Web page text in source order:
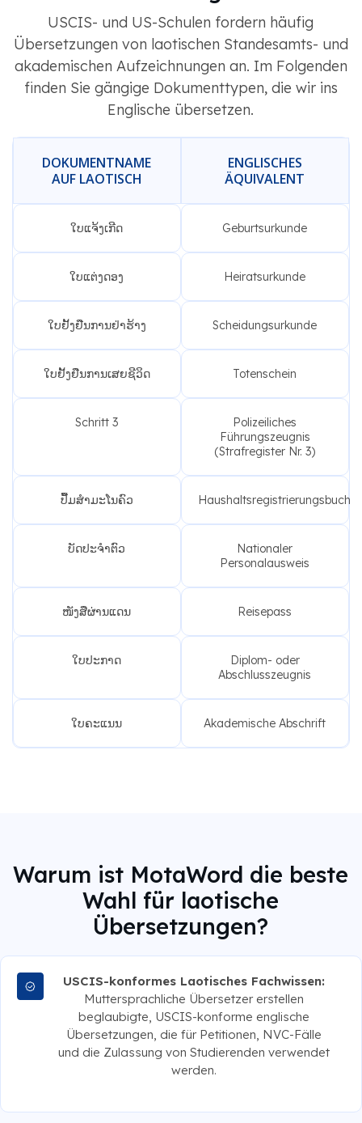
USCIS- und US-Schulen fordern häufig
Übersetzungen von laotischen Standesamts- und
akademischen Aufzeichnungen an. Im Folgenden
finden Sie gängige Dokumenttypen, die wir ins
Englische übersetzen.
DOKUMENTNAME
AUF LAOTISCH
ENGLISCHES
ÄQUIVALENT
ໃບແຈ້ງເກີດ Geburtsurkunde
ໃບແຕ່ງດອງ Heiratsurkunde
ໃບຢັ້ງຢືນການຢ່າຮ້າງ Scheidungsurkunde
ໃບຢັ້ງຢືນການເສຍຊີວິດ Totenschein
Schritt 3
Polizeiliches
Führungszeugnis
(Strafregister Nr. 3)
ປື້ມສຳມະໂນຄົວ Haushaltsregistrierungsbuch
ບັດປະຈຳຕົວ
Nationaler
Personalausweis
ໜັງສືຜ່ານແດນ Reisepass
ໃບປະກາດ
Diplom- oder
Abschlusszeugnis
ໃບຄະແນນ Akademische Abschrift
Warum ist MotaWord die beste
Wahl für laotische
Übersetzungen?
USCIS-konformes Laotisches Fachwissen:
Muttersprachliche Übersetzer erstellen
beglaubigte, USCIS-konforme englische
Übersetzungen, die für Petitionen, NVC-Fälle
und die Zulassung von Studierenden verwendet
werden.